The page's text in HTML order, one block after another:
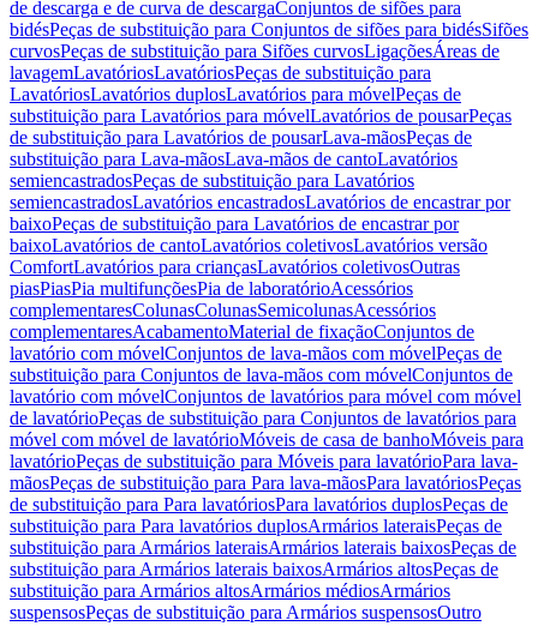
de descarga e de curva de descargaConjuntos de sifões para
bidésPeças de substituição para Conjuntos de sifões para bidésSifões
curvosPeças de substituição para Sifões curvosLigaçõesÁreas de
lavagemLavatóriosLavatóriosPeças de substituição para
LavatóriosLavatórios duplosLavatórios para móvelPeças de
substituição para Lavatórios para móvelLavatórios de pousarPeças
de substituição para Lavatórios de pousarLava-mãosPeças de
substituição para Lava-mãosLava-mãos de cantoLavatórios
semiencastradosPeças de substituição para Lavatórios
semiencastradosLavatórios encastradosLavatórios de encastrar por
baixoPeças de substituição para Lavatórios de encastrar por
baixoLavatórios de cantoLavatórios coletivosLavatórios versão
ComfortLavatórios para criançasLavatórios coletivosOutras
piasPiasPia multifunçõesPia de laboratórioAcessórios
complementaresColunasColunasSemicolunasAcessórios
complementaresAcabamentoMaterial de fixaçãoConjuntos de
lavatório com móvelConjuntos de lava-mãos com móvelPeças de
substituição para Conjuntos de lava-mãos com móvelConjuntos de
lavatório com móvelConjuntos de lavatórios para móvel com móvel
de lavatórioPeças de substituição para Conjuntos de lavatórios para
móvel com móvel de lavatórioMóveis de casa de banhoMóveis para
lavatórioPeças de substituição para Móveis para lavatórioPara lava-
mãosPeças de substituição para Para lava-mãosPara lavatóriosPeças
de substituição para Para lavatóriosPara lavatórios duplosPeças de
substituição para Para lavatórios duplosArmários lateraisPeças de
substituição para Armários lateraisArmários laterais baixosPeças de
substituição para Armários laterais baixosArmários altosPeças de
substituição para Armários altosArmários médiosArmários
suspensosPeças de substituição para Armários suspensosOutro